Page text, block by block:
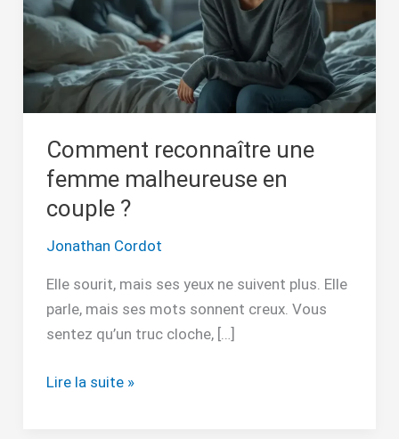
Comment reconnaître une
femme malheureuse en
couple ?
Jonathan Cordot
Elle sourit, mais ses yeux ne suivent plus. Elle
parle, mais ses mots sonnent creux. Vous
sentez qu’un truc cloche, […]
en
couple
Lire la suite »